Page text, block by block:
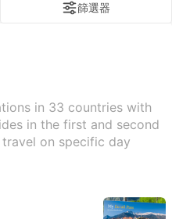
篩選器
in 33 countries with
in the first and second
travel on specific day